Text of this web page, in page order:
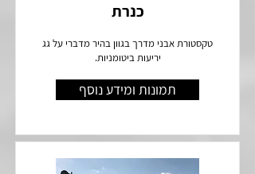
כנרת
טקסטורת אבני מדרך בגוון בהיר מדברי על גג
יריעות ביטומניות.
תמונות ומידע נוסף